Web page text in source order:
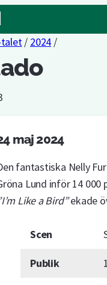
talet/ 2024 /
maj 2024
fantastiska Nelly
Lund inför 14
Like a Bird”ekade
Scen
Publik